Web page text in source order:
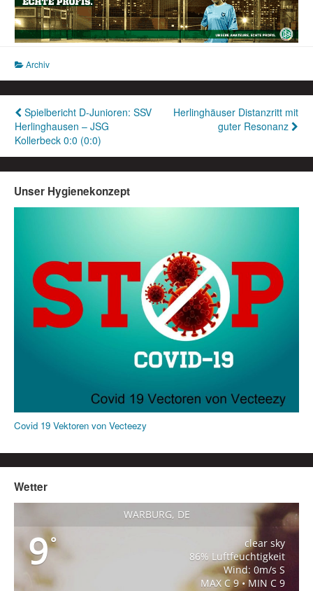
Archiv
Beitragsnavigation
Spielbericht D-Junioren: SSV
Herlinghausen – JSG
Kollerbeck 0:0 (0:0)
Herlinghäuser Distanzritt mit
guter Resonanz
Unser Hygienekonzept
Covid 19 Vektoren von Vecteezy
Wetter
WARBURG, DE
9°
clear sky
86% Luftfeuchtigkeit
Wind: 0m/s S
MAX C 9 • MIN C 9